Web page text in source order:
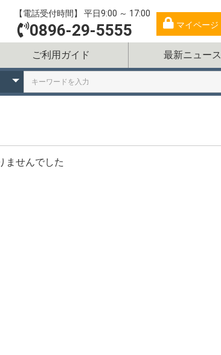
マイページ
【電話受付時間】 平日9:00 ～ 17:00
0896-29-5555
ご利用ガイド 最新ニュース
ませんでした